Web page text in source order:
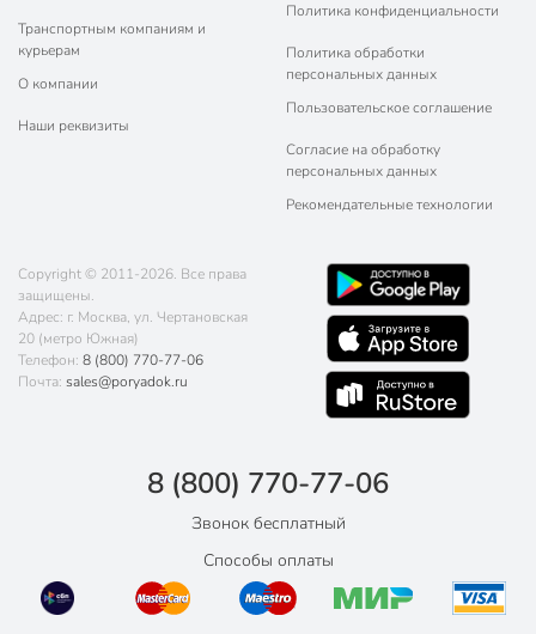
Транспортным компаниям и
курьерам
О компании
Наши реквизиты
Политика конфиденциальности
Политика обработки
персональных данных
Пользовательское соглашение
Согласие на обработку
персональных данных
Рекомендательные технологии
Copyright © 2011-2026. Все права
защищены.
Адрес: г. Москва, ул. Чертановская
20 (метро Южная)
Телефон: 8 (800) 770-77-06
Почта: sales@poryadok.ru
8 (800) 770-77-06
Звонок бесплатный
Способы оплаты